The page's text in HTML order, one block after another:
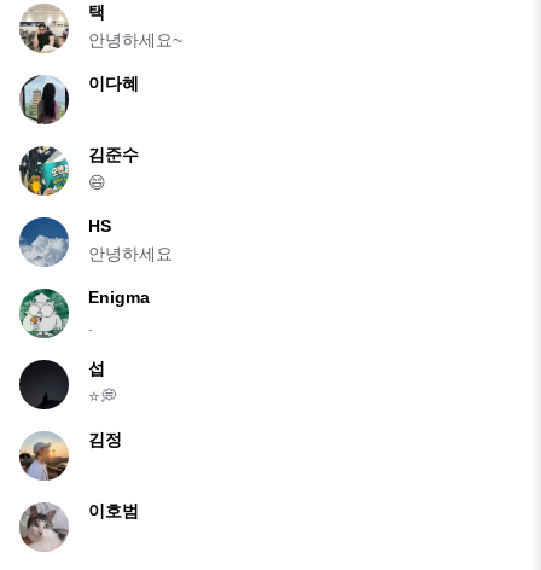
택
안녕하세요~
이다혜
김준수
😄
HS
안녕하세요
Enigma
섭
⭐️💭
김정
이호범